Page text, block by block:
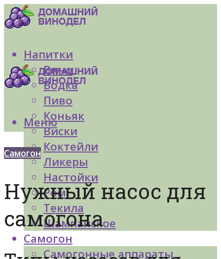
Напитки
Вино
Водка
Пиво
Коньяк
Виски
Коктейли
Ликеры
Настойки
Ром
Текила
Шампанское
Самогон
Самогонные аппараты
Меню
Самогон
Нужный насос для
самогона